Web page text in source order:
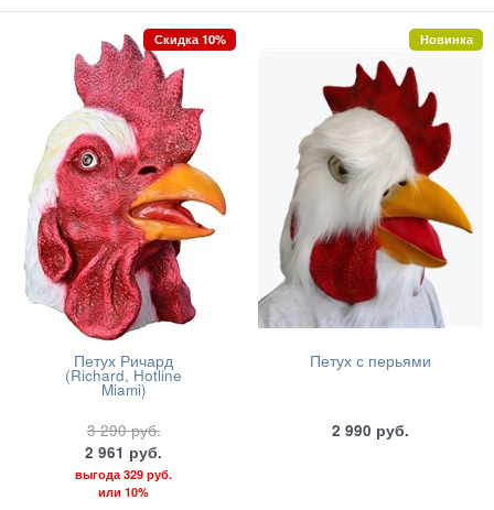
Петух Ричард
(Richard, Hotline
Miami)
3 290 руб.
2 961 руб.
выгода 329 руб.
или 10%
Скидка 10%
Петух с перьями
2 990 руб.
Новинка